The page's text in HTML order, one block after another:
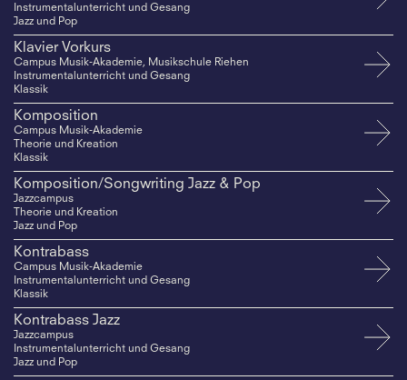
Instrumentalunterricht und Gesang
Jazz und Pop
Klavier Vorkurs
Campus Musik-Akademie, Musikschule Riehen
Instrumentalunterricht und Gesang
Klassik
Komposition
Campus Musik-Akademie
Theorie und Kreation
Klassik
Komposition/Songwriting Jazz & Pop
Jazzcampus
Theorie und Kreation
Jazz und Pop
Kontrabass
Campus Musik-Akademie
Instrumentalunterricht und Gesang
Klassik
Kontrabass Jazz
Jazzcampus
Instrumentalunterricht und Gesang
Jazz und Pop